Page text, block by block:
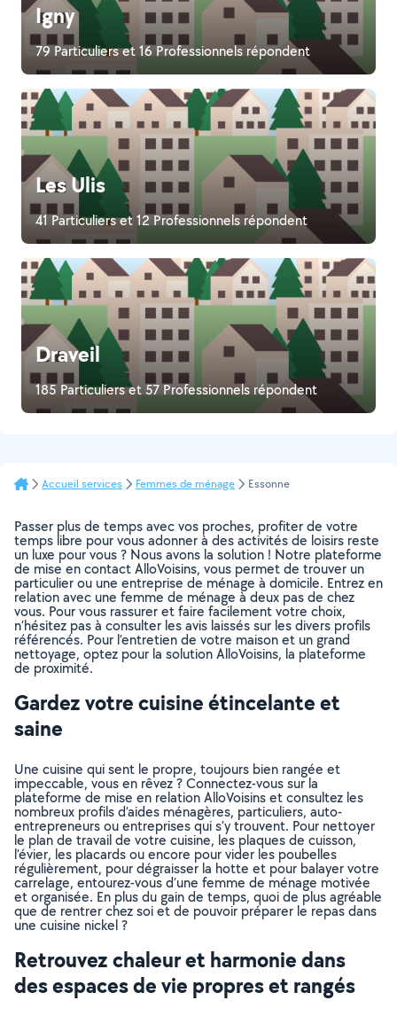
Igny
79 Particuliers et 16 Professionnels répondent
Les Ulis
41 Particuliers et 12 Professionnels répondent
Draveil
185 Particuliers et 57 Professionnels répondent
Accueil services Femmes de ménage Essonne
Passer plus de temps avec vos proches, profiter de votre
temps libre pour vous adonner à des activités de loisirs reste
un luxe pour vous ? Nous avons la solution ! Notre plateforme
de mise en contact AlloVoisins, vous permet de trouver un
particulier ou une entreprise de ménage à domicile. Entrez en
relation avec une femme de ménage à deux pas de chez
vous. Pour vous rassurer et faire facilement votre choix,
n’hésitez pas à consulter les avis laissés sur les divers profils
référencés. Pour l’entretien de votre maison et un grand
nettoyage, optez pour la solution AlloVoisins, la plateforme
de proximité.
Gardez votre cuisine étincelante et
saine
Une cuisine qui sent le propre, toujours bien rangée et
impeccable, vous en rêvez ? Connectez-vous sur la
plateforme de mise en relation AlloVoisins et consultez les
nombreux profils d’aides ménagères, particuliers, auto-
entrepreneurs ou entreprises qui s’y trouvent. Pour nettoyer
le plan de travail de votre cuisine, les plaques de cuisson,
l’évier, les placards ou encore pour vider les poubelles
régulièrement, pour dégraisser la hotte et pour balayer votre
carrelage, entourez-vous d’une femme de ménage motivée
et organisée. En plus du gain de temps, quoi de plus agréable
que de rentrer chez soi et de pouvoir préparer le repas dans
une cuisine nickel ?
Retrouvez chaleur et harmonie dans
des espaces de vie propres et rangés